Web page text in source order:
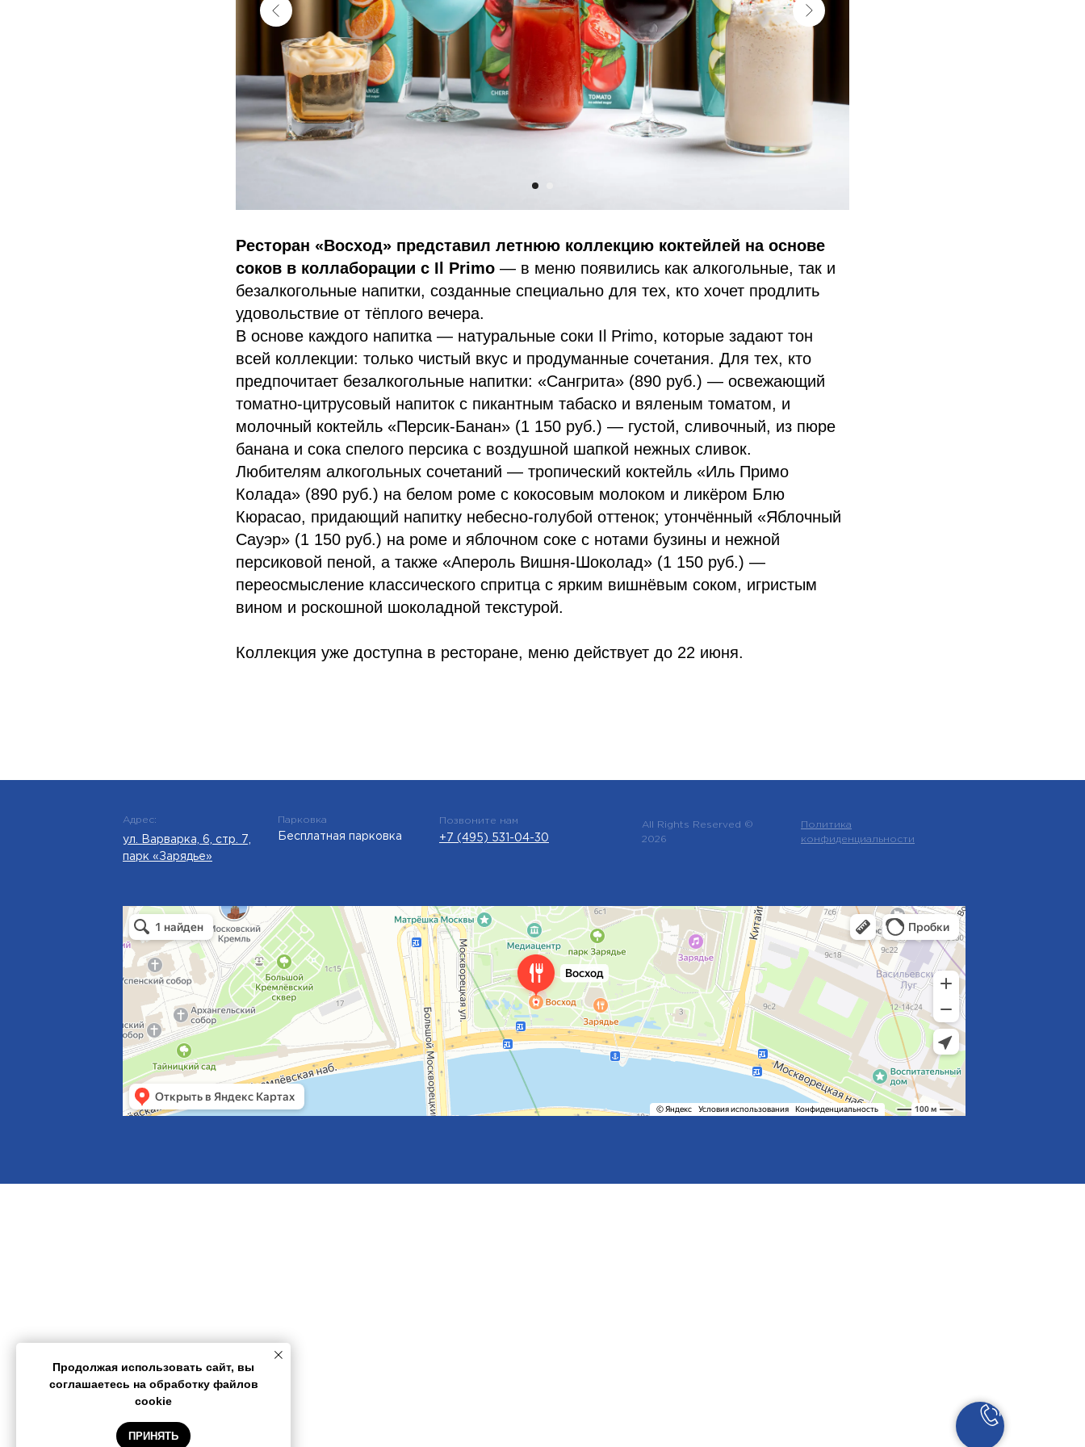
Ресторан «Восход» представил летнюю коллекцию коктейлей на основе
соков в коллаборации с Il Primo — в меню появились как алкогольные, так и
безалкогольные напитки, созданные специально для тех, кто хочет продлить
удовольствие от тёплого вечера.
В основе каждого напитка — натуральные соки Il Primo, которые задают тон
всей коллекции: только чистый вкус и продуманные сочетания. Для тех, кто
предпочитает безалкогольные напитки: «Сангрита» (890 руб.) — освежающий
томатно-цитрусовый напиток с пикантным табаско и вяленым томатом, и
молочный коктейль «Персик-Банан» (1 150 руб.) — густой, сливочный, из пюре
банана и сока спелого персика с воздушной шапкой нежных сливок.
Любителям алкогольных сочетаний — тропический коктейль «Иль Примо
Колада» (890 руб.) на белом роме с кокосовым молоком и ликёром Блю
Кюрасао, придающий напитку небесно-голубой оттенок; утончённый «Яблочный
Сауэр» (1 150 руб.) на роме и яблочном соке с нотами бузины и нежной
персиковой пеной, а также «Апероль Вишня-Шоколад» (1 150 руб.) —
переосмысление классического спритца с ярким вишнёвым соком, игристым
вином и роскошной шоколадной текстурой.
Коллекция уже доступна в ресторане, меню действует до 22 июня.
Восход
Ресторан в Москве
Политика
конфиденциальности
All Rights Reserved ©
2026
+7 (495) 531-04-30
Позвоните нам
Бесплатная парковка
Парковка
ул. Варварка, 6, стр. 7,
парк «Зарядье»
Адрес:
Продолжая использовать сайт, вы
соглашаетесь на обработку файлов
cookie
ПРИНЯТЬ